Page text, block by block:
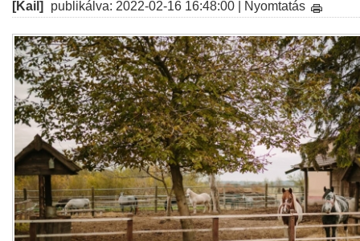
[Kail] publikálva: 2022-02-16 16:48:00 | Nyomtatás